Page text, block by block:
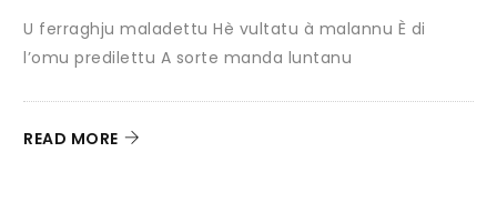
U ferraghju maladettu Hè vultatu à malannu È di
l’omu predilettu A sorte manda luntanu
READ MORE